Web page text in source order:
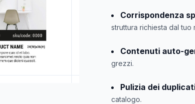
Corrispondenza
struttura richiesta dal tuo
Contenuti auto-
grezzi.
Pulizia dei
catalogo.